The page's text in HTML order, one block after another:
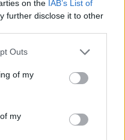
on the IAB’s List of
further disclose it to other
one or more Google
You may click to
its third-party tags to
in below Google
Outs
of my
my